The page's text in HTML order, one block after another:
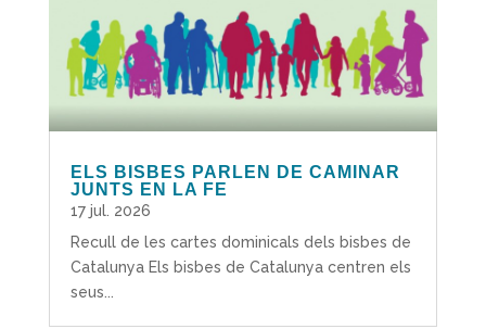
ELS BISBES PARLEN DE CAMINAR
JUNTS EN LA FE
17 jul. 2026
Recull de les cartes dominicals dels bisbes de
Catalunya Els bisbes de Catalunya centren els
seus...